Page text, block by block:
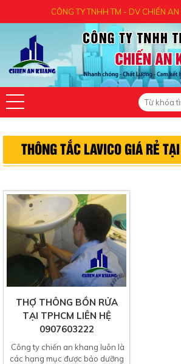
CÔNG TY TNHH TM - DV CHIẾN
THÔNG TẮC LAVICO GIÁ RẺ
THỢ THÔNG BỒN RỬA
TẠI TPHCM LIÊN HỆ
0907603222
Công ty chiến an khang luôn là
các hạng mục được bảo dưỡng